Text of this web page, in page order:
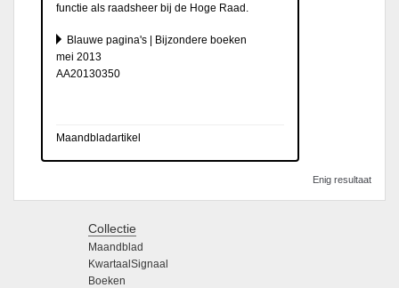
functie als raadsheer bij de Hoge Raad.
Blauwe pagina's | Bijzondere boeken
mei 2013
AA20130350
Maandbladartikel
Enig resultaat
Collectie
Maandblad
KwartaalSignaal
Boeken